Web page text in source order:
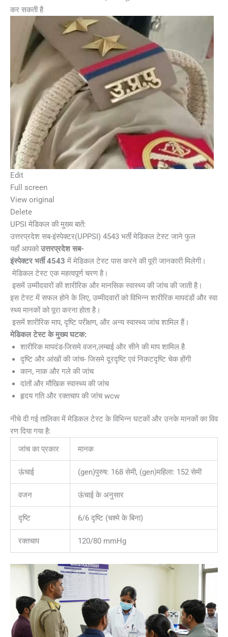
कर सकती है
Edit
Full screen
View original
Delete
UPSI मेडिकल की मुख्य बातें:
उत्तरप्रदेश सब-इंस्पेक्टर(UPPSI) 4543 भर्ती मेडिकल टेस्ट जाने फुल
यहाँ आपकोउत्तरप्रदेश सब-
इंस्पेक्टर भर्ती 4543 में मेडिकल टेस्ट पास करने की पूरी जानकारी मिलेगी।
मेडिकल टेस्ट एक महत्वपूर्ण चरण है।
इसमें उम्मीदवारों की शारीरिक और मानसिक स्वास्थ्य की जांच की जाती है।
इस टेस्ट में सफल होने के लिए, उम्मीदवारों को विभिन्न शारीरिक मापदंडों और स्वा
स्थ्य मानकों को पूरा करना होता है।
इसमें शारीरिक माप, दृष्टि परीक्षण, और अन्य स्वास्थ्य जांच शामिल हैं।
मेडिकल टेस्ट के मुख्य घटक:
शारीरिक मापदंड-जिसमे वजन,लम्बाई और सीने की माप शामिल है
दृष्टि और आंखों की जांच- जिसमे दूरदृष्टि एवं निकटदृष्टि चेक होंगी
कान, नाक और गले की जांच
दांतों और मौखिक स्वास्थ्य की जांच
हृदय गति और रक्तचाप की जांच wcw
नीचे दी गई तालिका में मेडिकल टेस्ट के विभिन्न घटकों और उनके मानकों का विव
रण दिया गया है:
जांच का प्रकार
मानक
ऊंचाई (gen)पुरुष: 168 सेमी, (gen)महिला: 152 सेमी
वजन ऊंचाई के अनुसार
दृष्टि 6/6 दृष्टि (चश्मे के बिना)
रक्तचाप 120/80 mmHg